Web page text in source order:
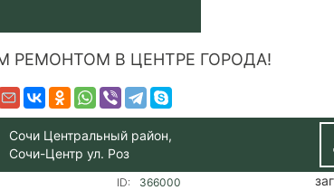
РЕМОНТОМ В ЦЕНТРЕ ГОРОДА!
Сочи Центральный район,
Сочи-Центр ул. Роз
ID:
366000